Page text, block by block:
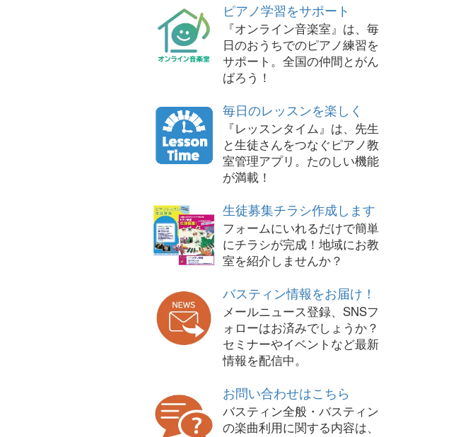
ピアノ学習をサポート
『オンライン音楽室』は、毎
日のおうちでのピアノ練習を
サポート。全国の仲間とがん
ばろう！
毎日のレッスンを楽しく
『レッスンタイム』は、先生
と生徒さんをつなぐピアノ教
室管理アプリ。たのしい機能
が満載！
生徒募集チラシ作成します
フォームにいれるだけで簡単
にチラシが完成！地域にお教
室を紹介しませんか？
バスティン情報をお届け！
メールニュース登録、SNSフ
ォローはお済みでしょうか？
セミナーやイベントなど最新
情報を配信中。
お問い合わせはこちら
バスティン全般・バスティン
の楽曲利用に関する内容は、